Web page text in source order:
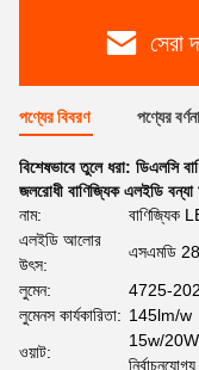
সেরা
পণ্যের বিবরণ পণ্যের বর্ণনা
বিশেষভাবে তুলে ধরা: ডিএলসি
জলরোধী বাণিজ্যিক এলইডি
নাম:
বাণিজ্যিক
এলইডি আলোর
উৎস:
এসএমডি
লুমেন:
4725-
লুমেনস কার্যকারিতা: 145lm/w
ওয়াট:
15w/
নির্বাচনযোগ্য